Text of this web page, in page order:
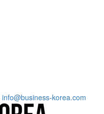
info@business-korea.com